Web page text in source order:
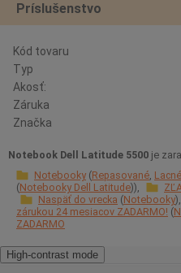
Príslušenstvo
Kód tovaru
Typ
Akosť:
Záruka
Značka
Notebook Dell Latitude 5500 je
Notebooky Repasované Lacné
Notebooky Dell Latitude
Naspäť do vrecka Notebooky
zárukou 24 mesiacov ZADARMO!
ZADARMO
High-contrast mode